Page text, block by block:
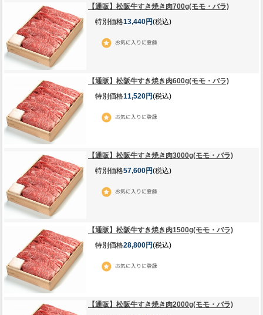
【通販】松阪牛すき焼き肉700g(モモ・バラ)
特別価格13,440円(税込)
【通販】松阪牛すき焼き肉600g(モモ・バラ)
特別価格11,520円(税込)
【通販】松阪牛すき焼き肉3000g(モモ・バラ)
特別価格57,600円(税込)
【通販】松阪牛すき焼き肉1500g(モモ・バラ)
特別価格28,800円(税込)
【通販】松阪牛すき焼き肉2000g(モモ・バラ)